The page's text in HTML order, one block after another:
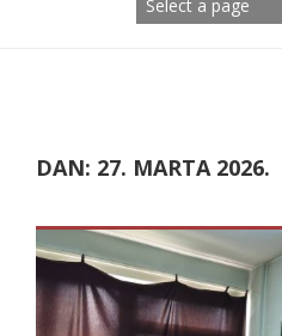
DAN: 27. MARTA 2026.